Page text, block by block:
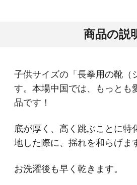
商品の説
子供サイズの「長拳用の靴（
す。本場中国では、もっとも
品です！
底が厚く、高く跳ぶことに特
地した際に、揺れを和らげま
お洗濯後も早く乾きます。